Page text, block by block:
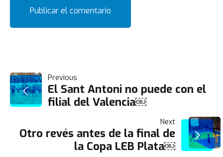
NAVEGACIÓN
DE
ENTRADAS
Previous
El Sant Antoni no puede con el
filial del Valencia￼
Next
Otro revés antes de la final de
la Copa LEB Plata￼